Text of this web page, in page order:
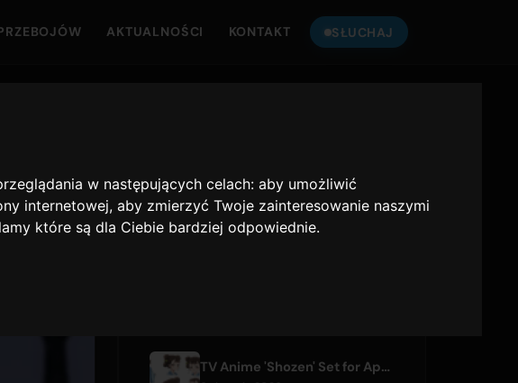
w następujących celach:aby umożliwić
internetowej,aby zmierzyć Twoje zainteresowanie naszymi
które są dla Ciebie bardziej odpowiednie.
AKTUALNOŚCI KONTAKT SŁUCHAJ
Only Hits Japan
TV Anime 'Shozen' Set for April 2027 Premiere on Fuji TV